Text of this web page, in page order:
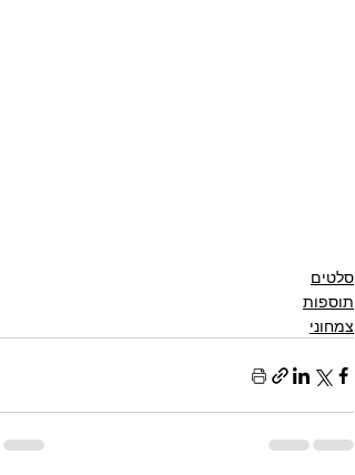
סלטים
תוספות
צמחוני